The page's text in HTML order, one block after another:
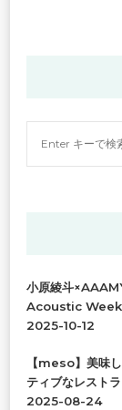
す
か
小原綾斗
Acoustic
2025-10-12
【meso】美味
ティブなレスト
2025-08-24